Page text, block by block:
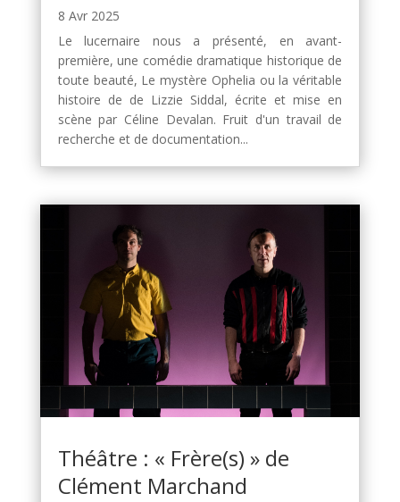
8 Avr 2025
Le lucernaire nous a présenté, en avant-
première, une comédie dramatique historique de
toute beauté, Le mystère Ophelia ou la véritable
histoire de de Lizzie Siddal, écrite et mise en
scène par Céline Devalan. Fruit d'un travail de
recherche et de documentation...
Théâtre : « Frère(s) » de
Clément Marchand